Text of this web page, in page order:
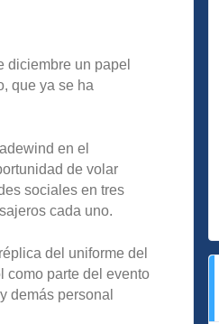
diciembre un papel
que ya se ha
en el
de volar
sociales en tres
cada uno.
del uniforme del
como parte del evento
demás personal